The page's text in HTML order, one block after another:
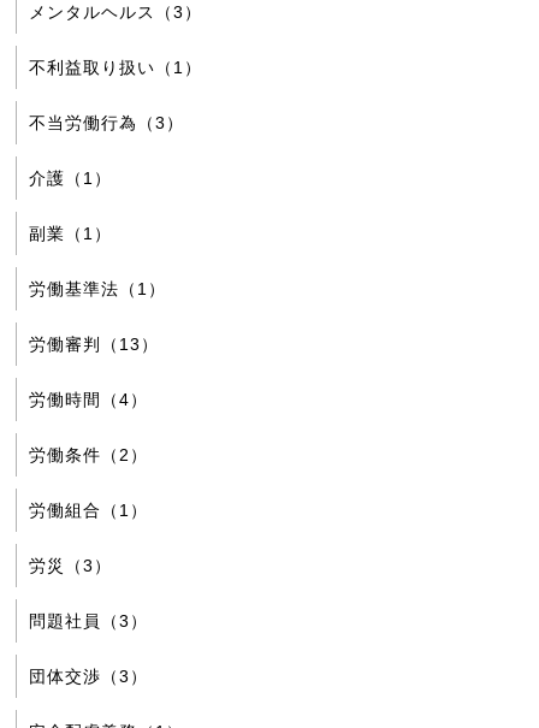
メンタルヘルス（3）
不利益取り扱い（1）
不当労働行為（3）
介護（1）
副業（1）
労働基準法（1）
労働審判（13）
労働時間（4）
労働条件（2）
労働組合（1）
労災（3）
問題社員（3）
団体交渉（3）